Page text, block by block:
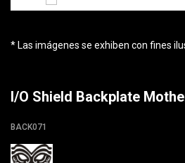
* Las imágenes se exhiben con fines
I/O Shield Backplate
BACK071